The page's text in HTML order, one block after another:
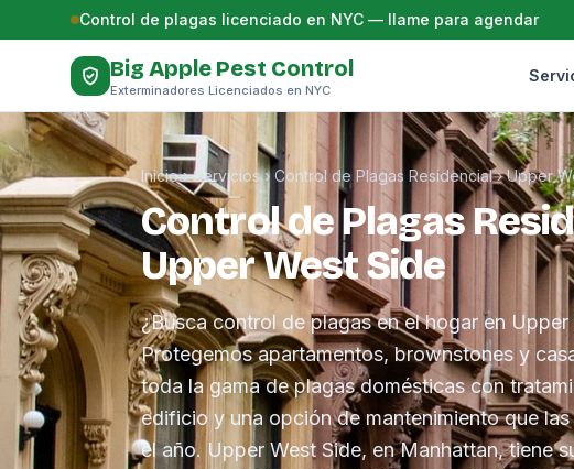
Saltar al contenidoControl de plagas licenciado en NYC — llame para agendar
Big Apple Pest Control
Exterminadores Licenciados en NYC
Inicio›Servicios›Control de Plagas Residencial›Upper
Control de Plagas
Upper West Side
¿Busca control de plagas en el hogar en Upper
Protegemos apartamentos, brownstones y
toda la gama de plagas domésticas con
edificio y una opción de mantenimiento que
el año. Upper West Side, en Manhattan, tiene